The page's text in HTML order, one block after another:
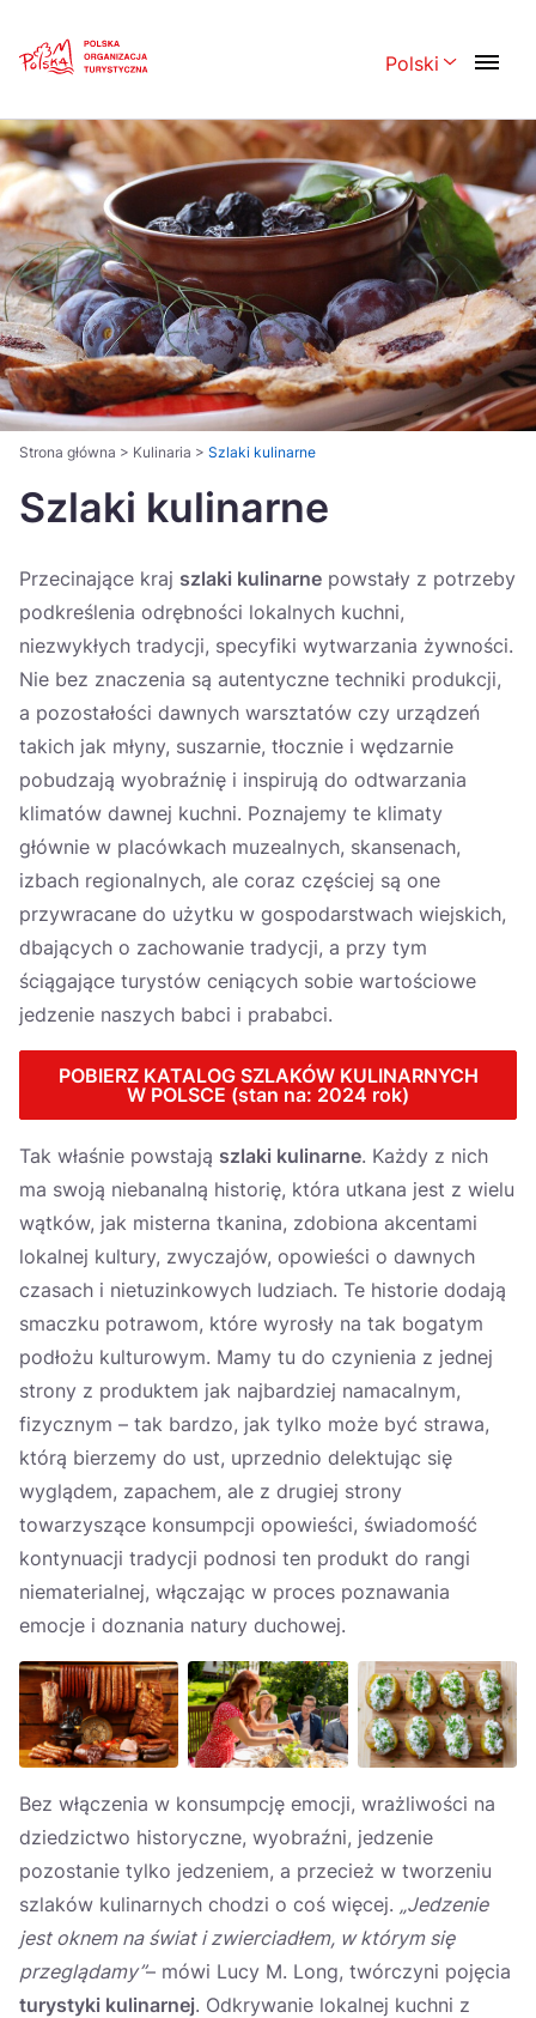
Polski
Polski English
Česká 中国
Dansk Deutsch
Español Français
Italiano Magyar
Nederlands 日本語
Português Norsk
Suomi
Zamknij
Strona główna > Kulinaria > Szlaki kulinarne
Szlaki kulinarne
Przecinające kraj szlaki kulinarne powstały z potrzeby
podkreślenia odrębności lokalnych kuchni,
niezwykłych tradycji, specyfiki wytwarzania żywności.
Nie bez znaczenia są autentyczne techniki produkcji,
a pozostałości dawnych warsztatów czy urządzeń
takich jak młyny, suszarnie, tłocznie i wędzarnie
pobudzają wyobraźnię i inspirują do odtwarzania
klimatów dawnej kuchni. Poznajemy te klimaty
głównie w placówkach muzealnych, skansenach,
izbach regionalnych, ale coraz częściej są one
przywracane do użytku w gospodarstwach wiejskich,
dbających o zachowanie tradycji, a przy tym
ściągające turystów ceniących sobie wartościowe
jedzenie naszych babci i prababci.
POBIERZ KATALOG SZLAKÓW KULINARNYCH
W POLSCE (stan na: 2024 rok)
Tak właśnie powstają szlaki kulinarne. Każdy z nich
ma swoją niebanalną historię, która utkana jest z wielu
wątków, jak misterna tkanina, zdobiona akcentami
lokalnej kultury, zwyczajów, opowieści o dawnych
czasach i nietuzinkowych ludziach. Te historie dodają
smaczku potrawom, które wyrosły na tak bogatym
podłożu kulturowym. Mamy tu do czynienia z jednej
strony z produktem jak najbardziej namacalnym,
fizycznym – tak bardzo, jak tylko może być strawa,
którą bierzemy do ust, uprzednio delektując się
wyglądem, zapachem, ale z drugiej strony
towarzyszące konsumpcji opowieści, świadomość
kontynuacji tradycji podnosi ten produkt do rangi
niematerialnej, włączając w proces poznawania
emocje i doznania natury duchowej.
Bez włączenia w konsumpcję emocji, wrażliwości na
dziedzictwo historyczne, wyobraźni, jedzenie
pozostanie tylko jedzeniem, a przecież w tworzeniu
szlaków kulinarnych chodzi o coś więcej. „Jedzenie
jest oknem na świat i zwierciadłem, w którym się
przeglądamy”– mówi Lucy M. Long, twórczyni pojęcia
turystyki kulinarnej. Odkrywanie lokalnej kuchni z